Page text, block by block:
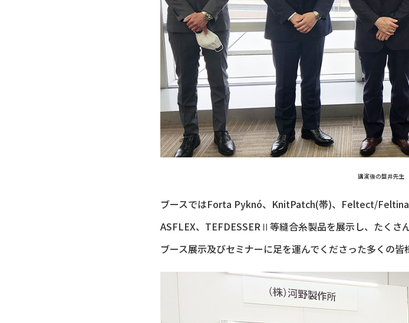
講演後の盤井先生
ブースではForta Pyknó、KnitPatch(帯)、Feltect/Feltina
ASFLEX、TEFDESSERⅡ等縫合糸製品を展示し、たくさ
ブース展示及びセミナーに足を運んでくださった多くの皆